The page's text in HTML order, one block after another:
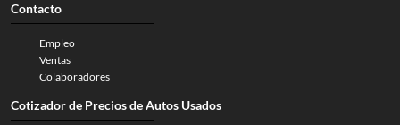
Contacto
Empleo
Ventas
Colaboradores
Cotizador de Precios de Autos Usados